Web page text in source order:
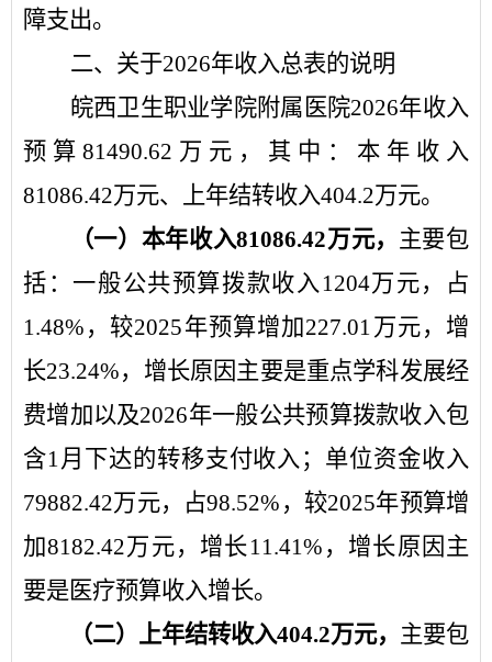
障支出。
二、关于2026年收入总表的说明
皖西卫生职业学院附属医院2026年收入
预算 81490.62 万元，其中： 本年收入
81086.42万元、上年结转收入404.2万元。
（一）本年收入81086.42万元， 主要包
括： 一般公共预算拨款收入 1204万元，占
1.48% ， 较2025年预算增加227.01万元，增
长23.24%，增长原因主要是重点学科发展经
费增加以及2026年一般公共预算拨款收入包
含1月下达的转移支付收入 ； 单位资金收入
79882.42万元，占98.52% ， 较2025年预算增
加8182.42万元，增长11.41% ，增长原因主
要是医疗预算收入增长。
（二）上年结转收入404.2万元， 主要包